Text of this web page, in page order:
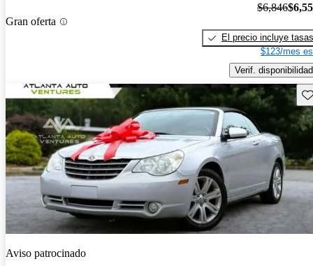
Gran oferta
$6,846
El precio incluye tasas
$123/mes
Verif. disponibilidad
Aviso patrocinado